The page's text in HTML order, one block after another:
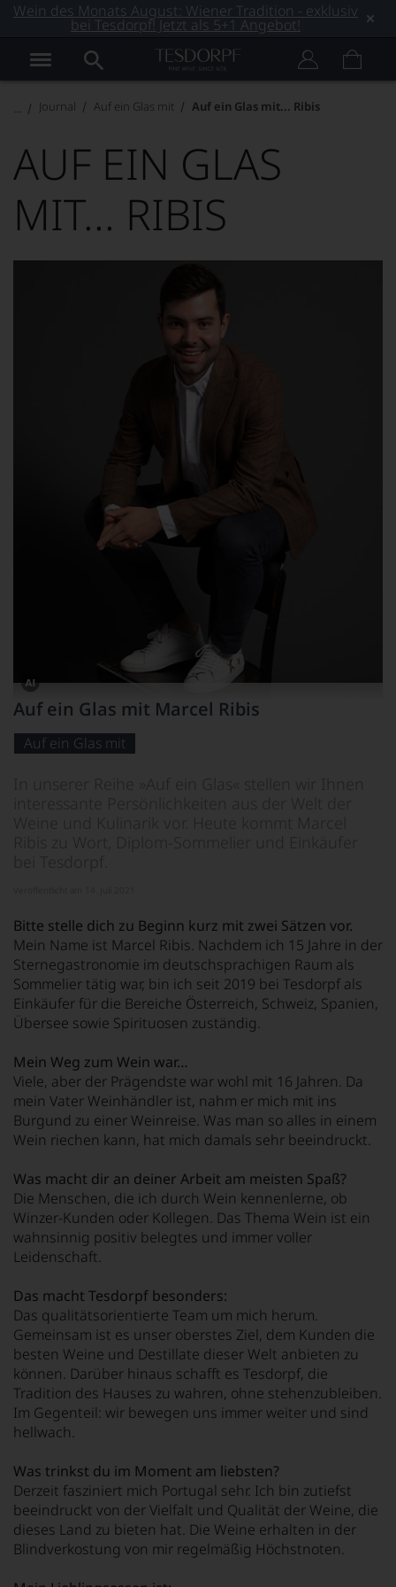
Wein des Monats August: Wiener Tradition - exklusiv
bei Tesdorpf! Jetzt als 5+1 Angebot!
Journal Auf ein Glas mit Auf ein Glas mit... Ribis
AUF EIN GLAS
MIT... RIBIS
Dieses
Bild
mithilfe
von
Auf ein Glas mit Marcel Ribis
Auf ein Glas mit
Bitte stelle dich zu Beginn kurz mit zwei Sätzen vor.
Mein Name ist Marcel Ribis. Nachdem ich 15 Jahre in der
Sternegastronomie im deutschsprachigen Raum als
Sommelier tätig war, bin ich seit 2019 bei Tesdorpf als
Einkäufer für die Bereiche Österreich, Schweiz, Spanien,
Übersee sowie Spirituosen zuständig.
Mein Weg zum Wein war…
Viele, aber der Prägendste war wohl mit 16 Jahren. Da
mein Vater Weinhändler ist, nahm er mich mit ins
Burgund zu einer Weinreise. Was man so alles in einem
Wein riechen kann, hat mich damals sehr beeindruckt.
Was macht dir an deiner Arbeit am meisten Spaß?
Die Menschen, die ich durch Wein kennenlerne, ob
Winzer-Kunden oder Kollegen. Das Thema Wein ist ein
wahnsinnig positiv belegtes und immer voller
Leidenschaft.
Das macht Tesdorpf besonders:
Das qualitätsorientierte Team um mich herum.
Gemeinsam ist es unser oberstes Ziel, dem Kunden die
besten Weine und Destillate dieser Welt anbieten zu
können. Darüber hinaus schafft es Tesdorpf, die
Tradition des Hauses zu wahren, ohne stehenzubleiben.
Im Gegenteil: wir bewegen uns immer weiter und sind
hellwach.
Was trinkst du im Moment am liebsten?
Derzeit fasziniert mich Portugal sehr. Ich bin zutiefst
beeindruckt von der Vielfalt und Qualität der Weine, die
dieses Land zu bieten hat. Die Weine erhalten in der
Blindverkostung von mir regelmäßig Höchstnoten.